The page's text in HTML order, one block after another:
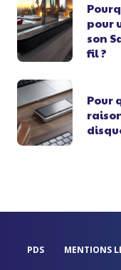
pour
son
fil ?
Pour
PDS MENTIONS